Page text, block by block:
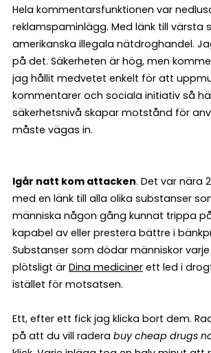
Hela kommentarsfunktionen var
reklamspaminlägg. Med länk till värsta
amerikanska illegala nätdroghandel.
på det. Säkerheten är hög, men
jag hållit medvetet enkelt för att
kommentarer och sociala initiativ så
säkerhetsnivå skapar motstånd för
måste vägas in.
Igår natt kom attacken. Det var nära
med en länk till alla olika substanser
människa någon gång kunnat trippa
kapabel av eller prestera bättre i
Substanser som dödar människor
plötsligt är Dina mediciner ett led i
istället för motsatsen.
Ett, efter ett fick jag klicka bort dem.
på att du vill radera buy cheap drugs